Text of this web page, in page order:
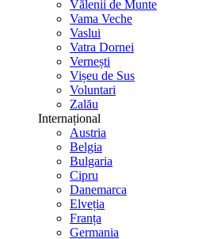
Vălenii de Munte
Vama Veche
Vaslui
Vatra Dornei
Vernești
Vișeu de Sus
Voluntari
Zalău
Internațional
Austria
Belgia
Bulgaria
Cipru
Danemarca
Elveția
Franța
Germania